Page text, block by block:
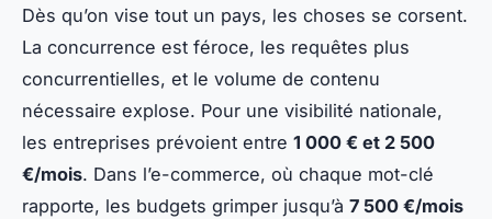
Dès qu’on vise tout un pays, les choses se corsent.
La concurrence est féroce, les requêtes plus
concurrentielles, et le volume de contenu
nécessaire explose. Pour une visibilité nationale,
les entreprises prévoient entre 1 000 € et 2 500
€/mois. Dans l’e-commerce, où chaque mot-clé
rapporte, les budgets grimper jusqu’à 7 500 €/mois